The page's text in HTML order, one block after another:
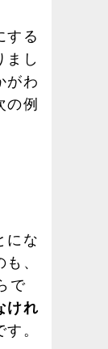
する
まし
がわ
の例
にな
、
で
けれ
。